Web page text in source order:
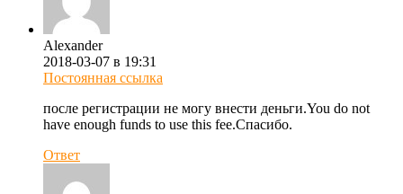
Alexander
2018-03-07 в 19:31
Постоянная ссылка
после регистрации не могу внести деньги.You do not
have enough funds to use this fee.Спасибо.
Ответ